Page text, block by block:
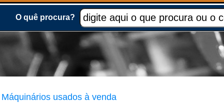
O quê procura?
Máquinários usados à venda